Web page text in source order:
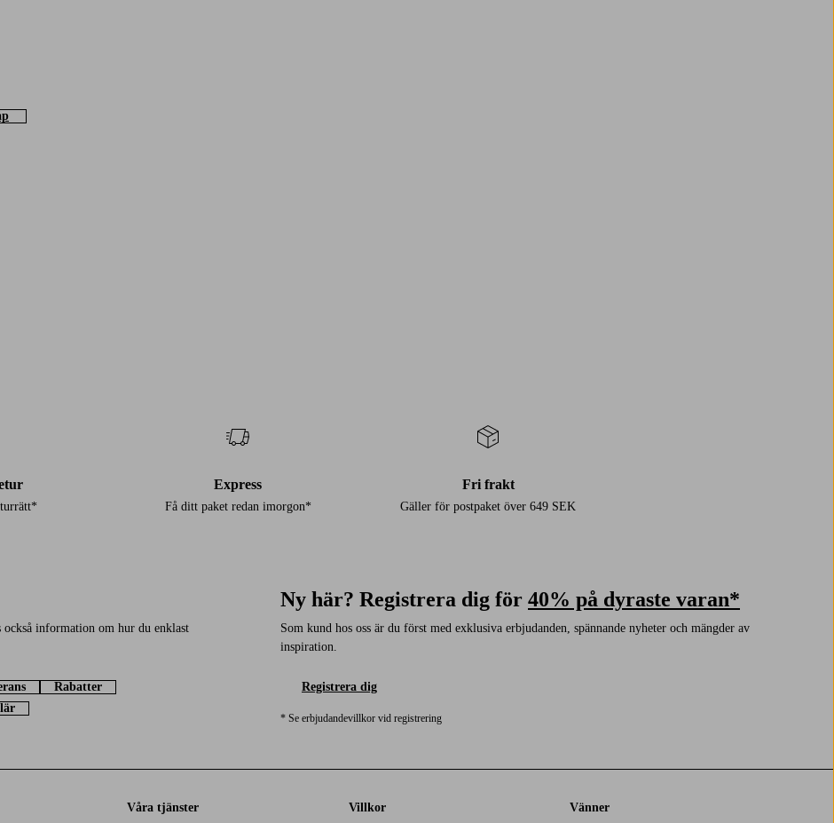
lekfullt skåp! Vi erbjuder även flera väggskåp som enkelt monteras upp på väggen. Välkommen att upptäcka vårt utbud av vitrinskåp och andra skåp
Express
Få ditt paket redan imorgon*
Fri frakt
Gäller för postpaket över 649 SEK
Ny här? Registrera dig för 40% på dyraste varan*
Som kund hos oss är du först med exklusiva erbjudanden, spännande nyheter och mängder av
inspiration.
Registrera dig
* Se erbjudandevillkor vid registrering
information om hur du enklast
Rabatter
Våra tjänster Villkor Vänner